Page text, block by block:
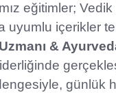
eğitimler;
uyumlu içerikler
&
liderliğinde
günlük